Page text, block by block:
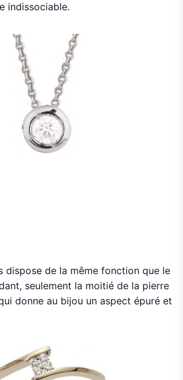
indissociable.
dispose de la même fonction que le
seulement la moitié de la pierre
donne au bijou un aspect épuré et